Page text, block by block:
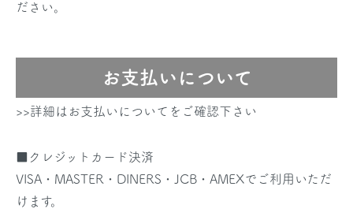
ださい。
お支払いについて
>>詳細はお支払いについてをご確認下さい
■クレジットカード決済
VISA・MASTER・DINERS・JCB・AMEXでご利用いただ
けます。